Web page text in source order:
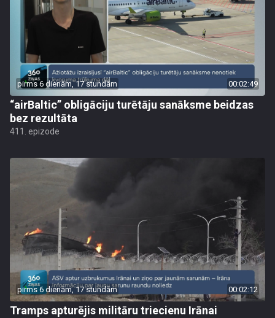
pirms 6 dienām, 17 stundām 00:02:49
“airBaltic” obligāciju turētāju sanāksme beidzas
bez rezultāta
411. epizode
pirms 6 dienām, 17 stundām 00:02:12
Tramps apturējis militāru triecienu Irānai